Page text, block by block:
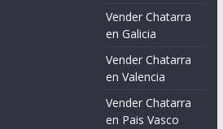
Vender Chatarra
en Galicia
Vender Chatarra
en Valencia
Vender Chatarra
en Pais Vasco